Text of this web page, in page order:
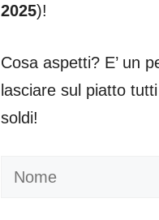
2025)!
Cosa aspetti? E’ un
lasciare sul piatto
soldi!